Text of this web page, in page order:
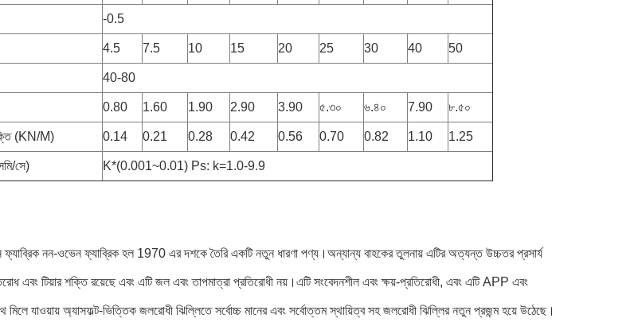
-0.5
4.5 7.5 10 15 20 25 30 40 50
40-80
0.80 1.60 1.90 2.90 3.90 ৫.৩০ ৬.৪০ 7.90 ৮.৫০
(KN/M) 0.14 0.21 0.28 0.42 0.56 0.70 0.82 1.10 1.25
সে) K*(0.001~0.01) Ps: k=1.0-9.9
ফ্যাব্রিক নন-ওভেন ফ্যাব্রিক হল 1970 এর দশকে তৈরি একটি নতুন ধারণা পণ্য।অন্যান্য বাহকের তুলনায় এটির অত্যন্ত উচ্চতর প্রসার্য
এবং টিয়ার শক্তি রয়েছে এবং এটি জল এবং তাপমাত্রা প্রতিরোধী নয়।এটি সংবেদনশীল এবং ক্ষয়-প্রতিরোধী, এবং এটি APP এবং
মিলে যাওয়ায় অ্যাসফল্ট-ভিত্তিক জলরোধী ঝিল্লিতে সর্বোচ্চ মানের এবং সর্বোত্তম স্থায়িত্ব সহ জলরোধী ঝিল্লির নতুন প্রজন্ম হয়ে উঠেছে।